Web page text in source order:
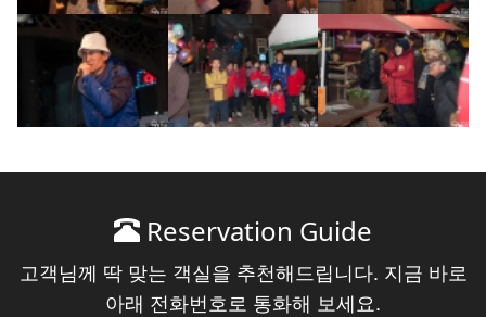
Reservation Guide
고객님께 딱 맞는 객실을 추천해드립니다. 지금 바로
아래 전화번호로 통화해 보세요.